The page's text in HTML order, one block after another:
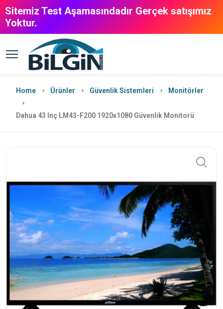
Sitemiz Test Aşamasındadır Gerçek satışımız
Yoktur.
Home Ürünler Güvenlik Sistemleri Monitörler
Dahua 43 Inç LM43-F200 1920x1080 Güvenlik Monitorü